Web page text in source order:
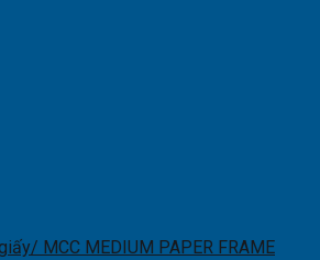
MCC MEDIUM PAPER FRAME